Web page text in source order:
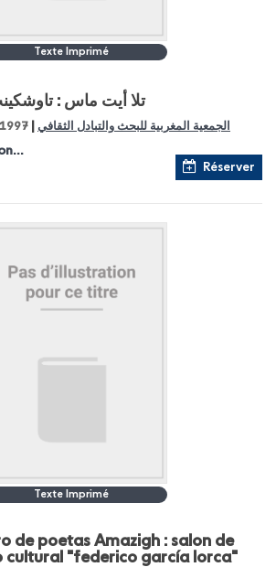
Texte Imprimé
تلا أيت ماس :
الجمعية المغربية للبحث والتبادل الثقافي 1997
Réserver
Texte Imprimé
de poetas Amazigh : salon de
cultural "federico garcía lorca"